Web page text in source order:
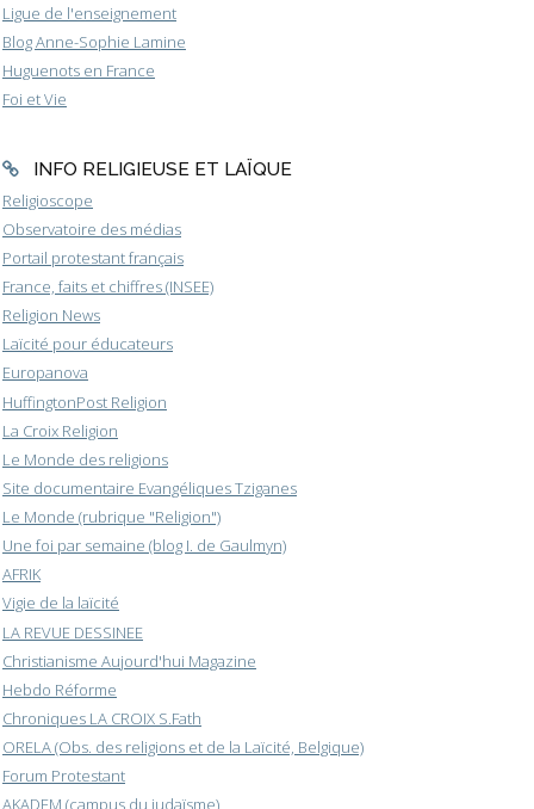
Ligue de l'enseignement
Blog Anne-Sophie Lamine
Huguenots en France
Foi et Vie
INFO RELIGIEUSE ET LAÏQUE
Religioscope
Observatoire des médias
Portail protestant français
France, faits et chiffres (INSEE)
Religion News
Laïcité pour éducateurs
Europanova
HuffingtonPost Religion
La Croix Religion
Le Monde des religions
Site documentaire Evangéliques Tziganes
Le Monde (rubrique "Religion")
Une foi par semaine (blog I. de Gaulmyn)
AFRIK
Vigie de la laïcité
LA REVUE DESSINEE
Christianisme Aujourd'hui Magazine
Hebdo Réforme
Chroniques LA CROIX S.Fath
ORELA (Obs. des religions et de la Laïcité, Belgique)
Forum Protestant
AKADEM (campus du judaïsme)